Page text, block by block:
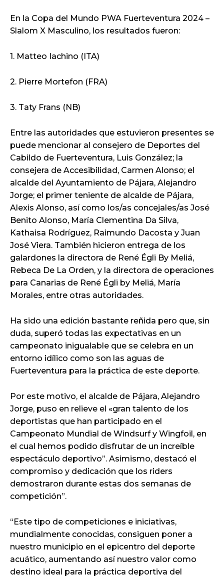
En la Copa del Mundo PWA Fuerteventura 2024 –
Slalom X Masculino, los resultados fueron:
1. Matteo Iachino (ITA)
2. Pierre Mortefon (FRA)
3. Taty Frans (NB)
Entre las autoridades que estuvieron presentes se
puede mencionar al consejero de Deportes del
Cabildo de Fuerteventura, Luis González; la
consejera de Accesibilidad, Carmen Alonso; el
alcalde del Ayuntamiento de Pájara, Alejandro
Jorge; el primer teniente de alcalde de Pájara,
Alexis Alonso, así como los/as concejales/as José
Benito Alonso, María Clementina Da Silva,
Kathaisa Rodríguez, Raimundo Dacosta y Juan
José Viera. También hicieron entrega de los
galardones la directora de René Égli By Meliá,
Rebeca De La Orden, y la directora de operaciones
para Canarias de René Égli by Meliá, María
Morales, entre otras autoridades.
Ha sido una edición bastante reñida pero que, sin
duda, superó todas las expectativas en un
campeonato inigualable que se celebra en un
entorno idílico como son las aguas de
Fuerteventura para la práctica de este deporte.
Por este motivo, el alcalde de Pájara, Alejandro
Jorge, puso en relieve el «gran talento de los
deportistas que han participado en el
Campeonato Mundial de Windsurf y Wingfoil, en
el cual hemos podido disfrutar de un increíble
espectáculo deportivo”. Asimismo, destacó el
compromiso y dedicación que los riders
demostraron durante estas dos semanas de
competición”.
“Este tipo de competiciones e iniciativas,
mundialmente conocidas, consiguen poner a
nuestro municipio en el epicentro del deporte
acuático, aumentando así nuestro valor como
destino ideal para la práctica deportiva del